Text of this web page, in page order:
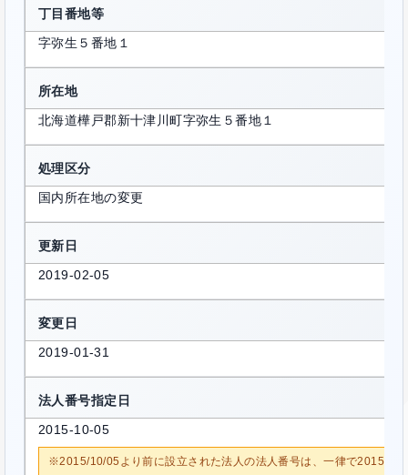
丁目番地等
字弥生５番地１
所在地
北海道樺戸郡新十津川町字弥生５番地１
処理区分
国内所在地の変更
更新日
2019-02-05
変更日
2019-01-31
法人番号指定日
2015-10-05
※2015/10/05より前に設立された法人の法人番号は、一律で2015/10/